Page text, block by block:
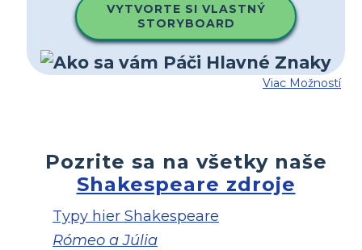
VYTVORTE SI VLASTNÝ
STORYBOARD
Viac Možností
Pozrite sa na všetky naše
Shakespeare zdroje
Typy hier Shakespeare
Rómeo a Júlia